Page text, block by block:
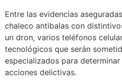
Entre las evidencias
chaleco antibalas con
un dron, varios teléfonos
tecnológicos que serán
especializados para
acciones delictivas.